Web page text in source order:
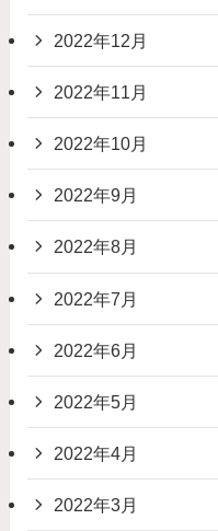
2022年12月
2022年11月
2022年10月
2022年9月
2022年8月
2022年7月
2022年6月
2022年5月
2022年4月
2022年3月